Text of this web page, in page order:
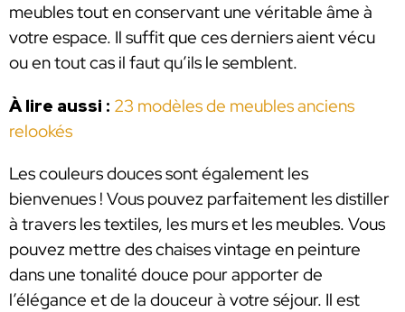
meubles tout en conservant une véritable âme à
votre espace. Il suffit que ces derniers aient vécu
ou en tout cas il faut qu’ils le semblent.
À lire aussi : 23 modèles de meubles anciens
relookés
Les couleurs douces sont également les
bienvenues ! Vous pouvez parfaitement les distiller
à travers les textiles, les murs et les meubles. Vous
pouvez mettre des chaises vintage en peinture
dans une tonalité douce pour apporter de
l’élégance et de la douceur à votre séjour. Il est